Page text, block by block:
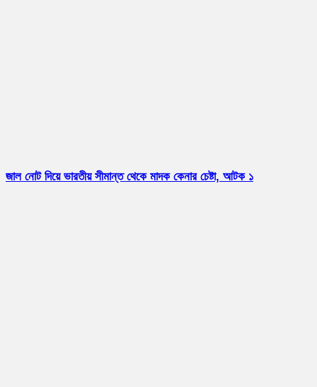
জাল নোট দিয়ে ভারতীয় সীমান্ত থেকে মাদক কেনার চেষ্টা, আটক ১